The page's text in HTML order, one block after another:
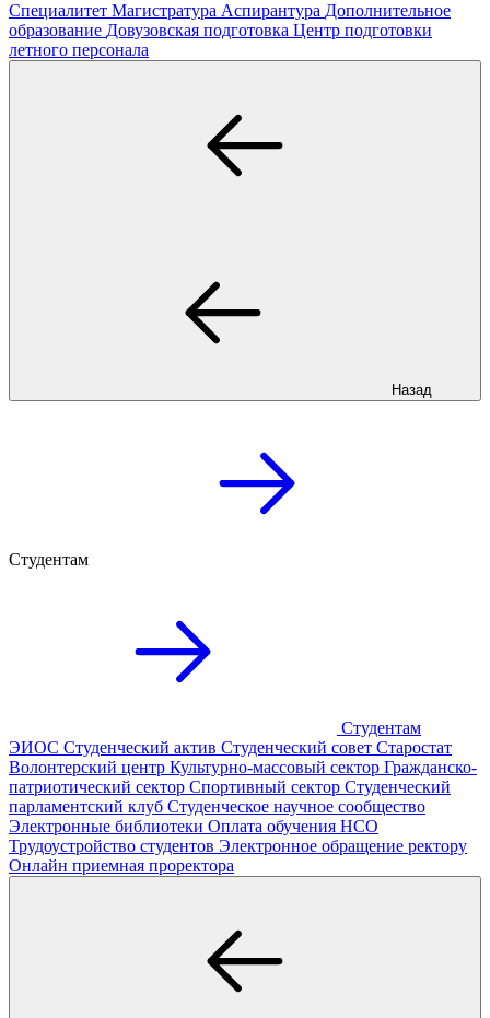
Специалитет Магистратура Аспирантура Дополнительное
образование Довузовская подготовка Центр подготовки
летного персонала
Назад
Студентам
Студентам
ЭИОС Студенческий актив Студенческий совет Старостат
Волонтерский центр Культурно-массовый сектор Гражданско-
патриотический сектор Спортивный сектор Студенческий
парламентский клуб Студенческое научное сообщество
Электронные библиотеки Оплата обучения НСО
Трудоустройство студентов Электронное обращение ректору
Онлайн приемная проректора